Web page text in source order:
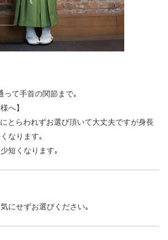
って手首の関節まで｡
へ】
とらわれずお選び頂いて大丈夫ですが身長
なります｡
短くなります｡
にせずお選びください｡